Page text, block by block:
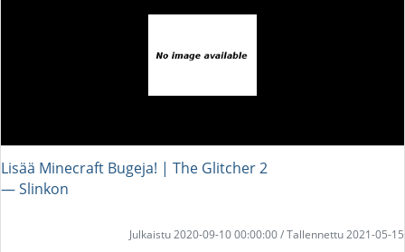
Lisää Minecraft Bugeja! | The Glitcher 2
― Slinkon
Julkaistu 2020-09-10 00:00:00 / Tallennettu 2021-05-15